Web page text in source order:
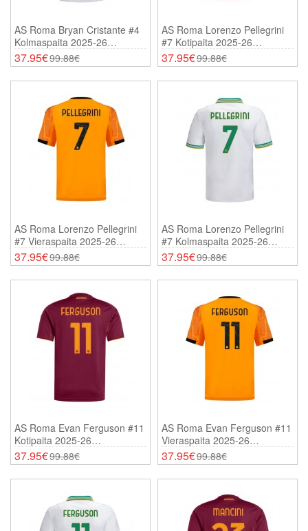
AS Roma Bryan Cristante #4
Kolmaspaita 2025-26
Lyhythihainen
37.95€99.88€
AS Roma Lorenzo Pellegrini
#7 Kotipaita 2025-26
Lyhythihainen
37.95€99.88€
AS Roma Lorenzo Pellegrini
#7 Vieraspaita 2025-26
Lyhythihainen
37.95€99.88€
AS Roma Lorenzo Pellegrini
#7 Kolmaspaita 2025-26
Lyhythihainen
37.95€99.88€
AS Roma Evan Ferguson #11
Kotipaita 2025-26
Lyhythihainen
37.95€99.88€
AS Roma Evan Ferguson #11
Vieraspaita 2025-26
Lyhythihainen
37.95€99.88€